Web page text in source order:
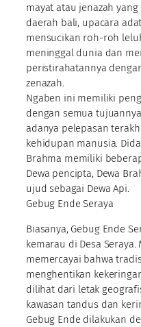
mayat atau jenazah
daerah bali, upacara
mensucikan roh-roh
meninggal dunia dan
peristirahatannya
zenazah.
Ngaben ini memiliki
dengan semua
adanya pelepasan
kehidupan manusia.
Brahma memiliki
Dewa pencipta, Dewa
ujud sebagai Dewa Api.
Gebug Ende Seraya
Biasanya, Gebug Ende
kemarau di Desa
memercayai bahwa
menghentikan
dilihat dari letak
kawasan tandus dan
Gebug Ende dilakukan